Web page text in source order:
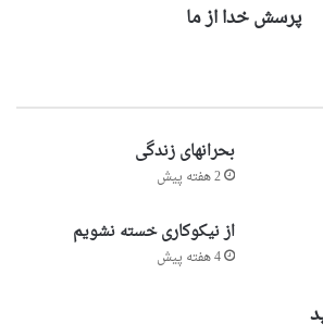
پرسش خدا از ما
بحرانهای زندگی
2 هفته پیش
از نیکوکاری خسته نشویم
4 هفته پیش